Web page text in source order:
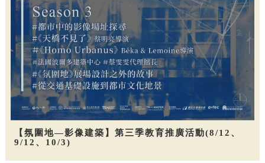
【氛圍地—影像建築】第三季教育推廣活動(8/12、
9/12、10/3)